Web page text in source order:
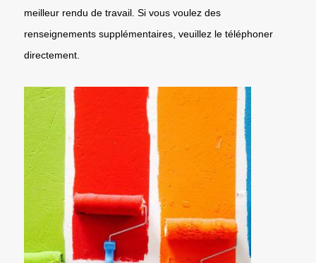
meilleur rendu de travail. Si vous voulez des
renseignements supplémentaires, veuillez le téléphoner
directement.